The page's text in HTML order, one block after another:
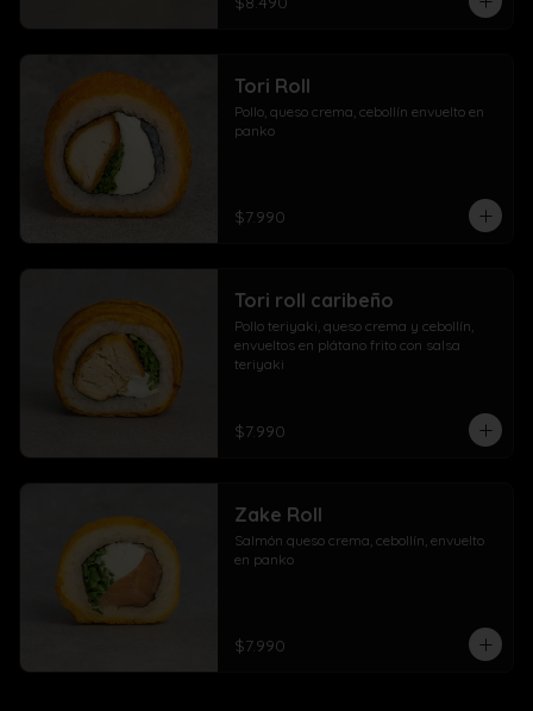
Tori Roll
Pollo, queso crema, cebollín envuelto en
panko
$7.990
Tori roll caribeño
Pollo teriyaki, queso crema y cebollín,
envueltos en plátano frito con salsa
teriyaki
$7.990
Zake Roll
Salmón queso crema, cebollín, envuelto
en panko
$7.990